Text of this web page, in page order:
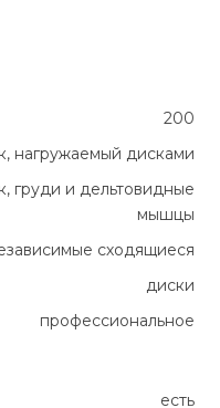
200
нагружаемый дисками
груди и дельтовидные
мышцы
сходящиеся
диски
профессиональное
есть